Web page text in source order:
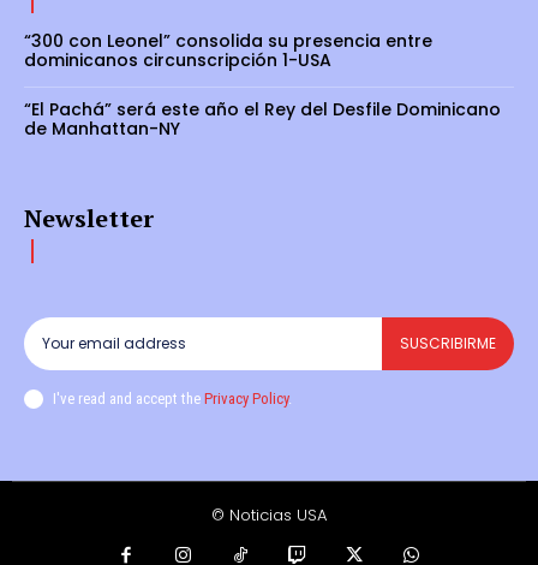
“300 con Leonel” consolida su presencia entre
dominicanos circunscripción 1-USA
“El Pachá” será este año el Rey del Desfile Dominicano
de Manhattan-NY
Newsletter
SUSCRIBIRME
I've read and accept the Privacy Policy.
© Noticias USA